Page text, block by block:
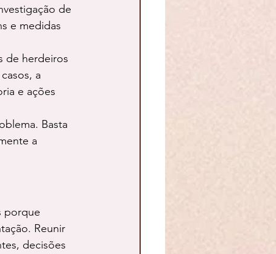
de
e medidas
de herdeiros
a
e ações
Basta
a
porque
Reunir
decisões